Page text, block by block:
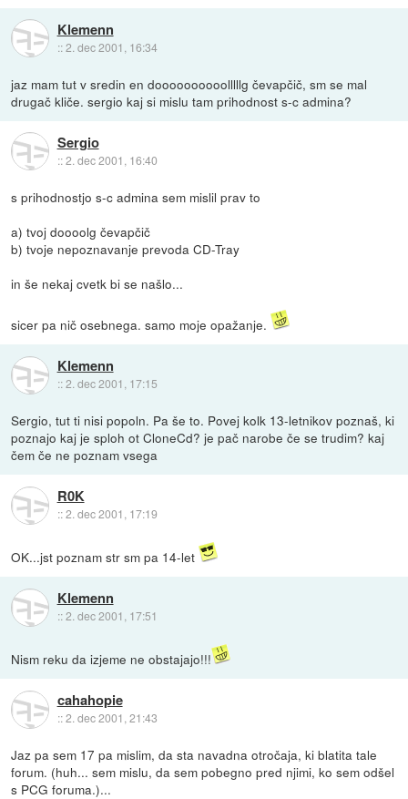
Klemenn
::2. dec 2001, 16:34
jaz mam tut v sredin en doooooooooolllllg čevapčič, sm se mal
drugač kliče. sergio kaj si mislu tam prihodnost s-c admina?
Sergio
::2. dec 2001, 16:40
s prihodnostjo s-c admina sem mislil prav to
a) tvoj doooolg čevapčič
b) tvoje nepoznavanje prevoda CD-Tray
in še nekaj cvetk bi se našlo...
sicer pa nič osebnega. samo moje opažanje.
Klemenn
::2. dec 2001, 17:15
Sergio, tut ti nisi popoln. Pa še to. Povej kolk 13-letnikov poznaš, ki
poznajo kaj je sploh ot CloneCd? je pač narobe če se trudim? kaj
čem če ne poznam vsega
R0K
::2. dec 2001, 17:19
OK...jst poznam str sm pa 14-let
Klemenn
::2. dec 2001, 17:51
Nism reku da izjeme ne obstajajo!!!
cahahopie
::2. dec 2001, 21:43
Jaz pa sem 17 pa mislim, da sta navadna otročaja, ki blatita tale
forum. (huh... sem mislu, da sem pobegno pred njimi, ko sem odšel
s PCG foruma.)...